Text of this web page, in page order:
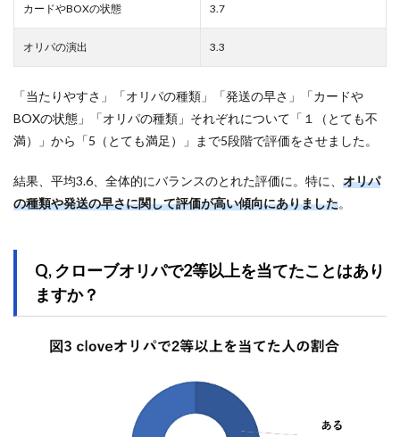
カードやBOXの状態 3.7
オリパの演出 3.3
「当たりやすさ」「オリパの種類」「発送の早さ」「カードや
BOXの状態」「オリパの種類」それぞれについて「１（とても不
満）」から「5（とても満足）」まで5段階で評価をさせました。
結果、平均3.6、全体的にバランスのとれた評価に。特に、 オリパ
の種類や発送の早さに関して評価が高い傾向にありました。
Q, クローブオリパで2等以上を当てたことはあり
ますか？